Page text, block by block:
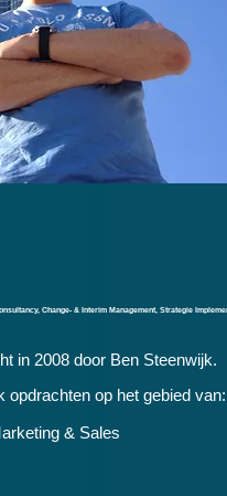
Change- & Interim Management, Strategie
in 2008 door Ben Steenwijk.
op het gebied van:
& Sales